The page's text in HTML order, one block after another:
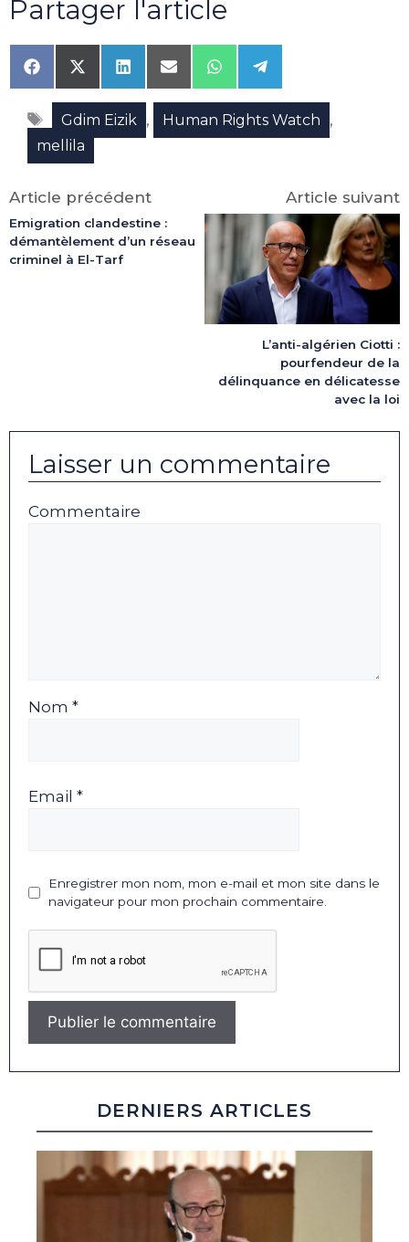
Partager l'article
Share
on
Facebook
Share
on
X
(Twitter)
Share
on
LinkedIn
Share
on
Email
Share
on
WhatsApp
Share
on
Telegram
Étiquettes
Gdim Eizik , Human Rights Watch ,
mellila
Article précédent
Emigration clandestine :
démantèlement d’un réseau
criminel à El-Tarf
Article suivant
L’anti-algérien Ciotti :
pourfendeur de la
délinquance en délicatesse
avec la loi
Laisser un commentaire
Commentaire
Nom *
Email *
Enregistrer mon nom, mon e-mail et mon site dans le
navigateur pour mon prochain commentaire.
DERNIERS ARTICLES